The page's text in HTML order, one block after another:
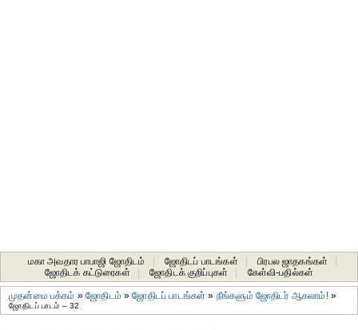
மகா அவதார பாபாஜி ஜோதிடம் ஜோதிடப் பாடங்கள் பிரபல ஜாதகங்கள்
ஜோதிடக் கட்டுரைகள்
ஜோதிடக் குறிப்புகள் கேள்வி-பதில்கள்
முதன்மை பக்கம் »ஜோதிடம் »ஜோதிடப் பாடங்கள் » நீங்களும் ஜோதிடர் ஆகலாம்!»
ஜோதிடப் பாடம் – 32